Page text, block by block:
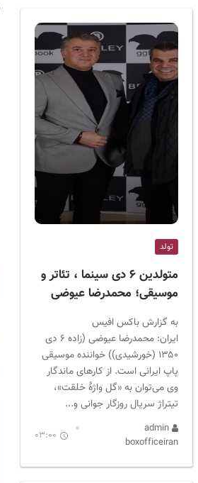
تولد
متولدین ۶ دی سینما ، تئاتر و
موسیقی؛ محمدرضا عیوضی
به گزارش باکس افیس
ایران: محمدرضا عیوضی (زاده ۶ دی
۱۳۵۰ (خورشیدی)) خواننده موسیقی
پاپ ایرانی است. از کارهای ماندگار
وی می‌توان به «گل واژهٔ خلقت»،
تیتراژ سریال روزگار جوانی و...
admin
boxofficeiran
03:00